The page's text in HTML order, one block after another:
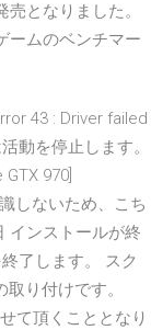
となりました。
ームのベンチマー
43 : Driver failed
動を停止します。
970]
しないため、こち
インストールが終
了します。 スク
り付けです。
て頂くこととなり